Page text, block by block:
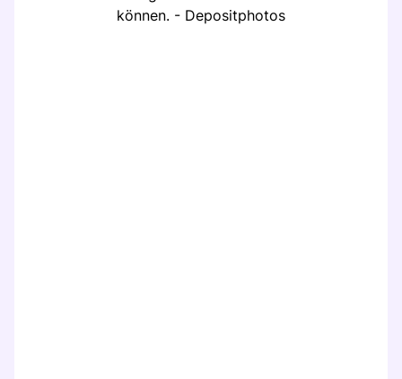
können. - Depositphotos